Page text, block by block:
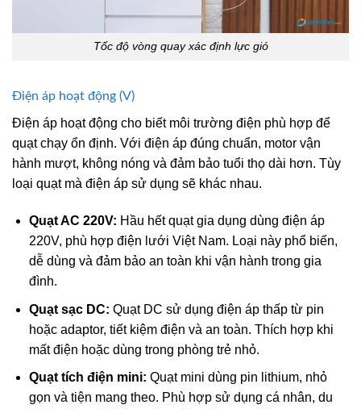
Tốc độ vòng quay xác định lực gió
Điện áp hoạt động (V)
Điện áp hoạt động cho biết môi trường điện phù hợp để
quạt chạy ổn định. Với điện áp đúng chuẩn, motor vận
hành mượt, không nóng và đảm bảo tuổi thọ dài hơn. Tùy
loại quạt mà điện áp sử dụng sẽ khác nhau.
Quạt AC 220V: Hầu hết quạt gia dụng dùng điện áp
220V, phù hợp điện lưới Việt Nam. Loại này phổ biến,
dễ dùng và đảm bảo an toàn khi vận hành trong gia
đình.
Quạt sạc DC: Quạt DC sử dụng điện áp thấp từ pin
hoặc adaptor, tiết kiệm điện và an toàn. Thích hợp khi
mất điện hoặc dùng trong phòng trẻ nhỏ.
Quạt tích điện mini: Quạt mini dùng pin lithium, nhỏ
gọn và tiện mang theo. Phù hợp sử dụng cá nhân, du